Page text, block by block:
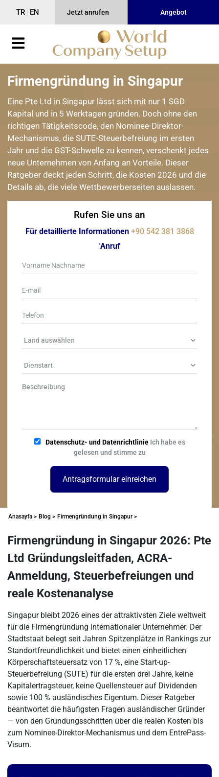
TR EN Jetzt anrufen Angebot
Firmengründung in Singapur
Eine Pte Ltd in Singapur lässt sich mit nur 1 SGD
Kapital und in 5 Werktagen gründen. Doch ohne den
richtigen Tätigkeitscode, den Nominee-Direktor-
Mechanismus, die SUTE-Steuerbefreiung im ersten
Jahr und die GST-Schwelle zu kennen, verschenkt jedes
neue Unternehmen von Anfang an Vorteile. Dieser
Ratgeber deckt jeden Schritt, die Kosten 2026 und die
Details ab, die viele Wettbewerberseiten auslassen.
Rufen Sie uns an
Für detaillierte Informationen +90 542 381 3868
'Anruf
Datenschutz- und DatenrichtlinieIch habe es
gelesen und stimme zu
Antragsformular einreichen
Anasayfa > Blog > Firmengründung in Singapur >
Firmengründung in Singapur 2026: Pte
Ltd Gründungsleitfaden, ACRA-
Anmeldung, Steuerbefreiungen und
reale Kostenanalyse
Singapur bleibt 2026 eines der attraktivsten Ziele weltweit
für die Firmengründung internationaler Unternehmer. Der
Stadtstaat belegt seit Jahren Spitzenplätze in Rankings zur
Standortfreundlichkeit und bietet einen einheitlichen
Körperschaftsteuersatz von 17 %, eine Start-up-
Steuerbefreiung (SUTE) für die ersten drei Jahre, keine
Kapitalertragsteuer, keine Quellensteuer auf Dividenden
sowie 100 % ausländisches Eigentum. Dieser Ratgeber
beantwortet die häufigsten Fragen ausländischer Gründer
— von den Gründungsschritten über die realen Kosten bis
zum Nominee-Direktor-Mechanismus und dem EntrePass-
Visum.